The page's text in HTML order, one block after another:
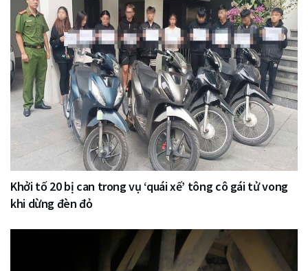
Khởi tố 20 bị can trong vụ ‘quái xế’ tông cô gái tử vong
khi dừng đèn đỏ